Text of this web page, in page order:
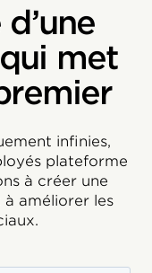
met
infinies,
plateforme
à créer une
à améliorer les